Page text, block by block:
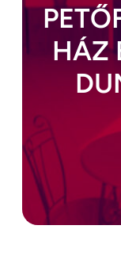
HÁZ